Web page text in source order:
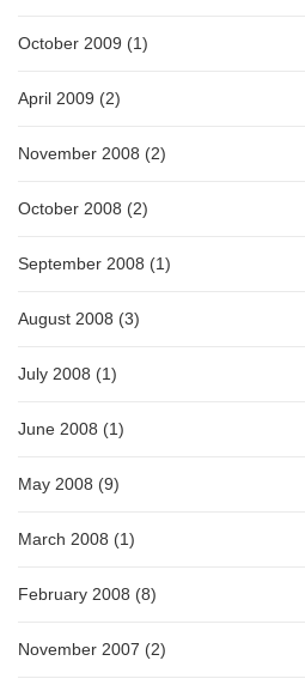
October 2009 (1)
April 2009 (2)
November 2008 (2)
October 2008 (2)
September 2008 (1)
August 2008 (3)
July 2008 (1)
June 2008 (1)
May 2008 (9)
March 2008 (1)
February 2008 (8)
November 2007 (2)